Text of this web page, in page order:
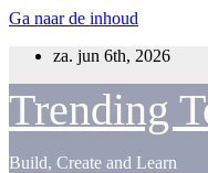
Ga naar de inhoud
za. jun 6th, 2026
Trending
Build, Create and Learn